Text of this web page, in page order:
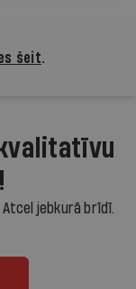
šeit.
Atcel jebkurā brīdī.